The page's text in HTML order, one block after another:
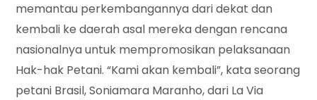
memantau perkembangannya dari dekat dan
kembali ke daerah asal mereka dengan rencana
nasionalnya untuk mempromosikan pelaksanaan
Hak-hak Petani. “Kami akan kembali”, kata seorang
petani Brasil, Soniamara Maranho, dari La Via